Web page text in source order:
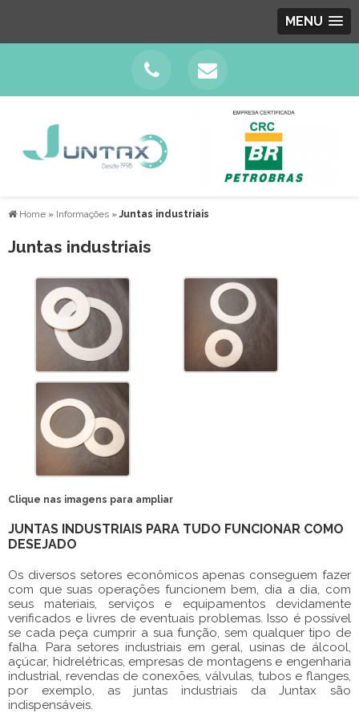
MENU
Home » Informações »Juntas industriais
Juntas industriais
Clique nas imagens para ampliar
JUNTAS INDUSTRIAIS PARA TUDO FUNCIONAR COMO
DESEJADO
Os diversos setores econômicos apenas conseguem fazer
com que suas operações funcionem bem, dia a dia, com
seus materiais, serviços e equipamentos devidamente
verificados e livres de eventuais problemas. Isso é possível
se cada peça cumprir a sua função, sem qualquer tipo de
falha. Para setores industriais em geral, usinas de álcool,
açúcar, hidrelétricas, empresas de montagens e engenharia
industrial, revendas de conexões, válvulas, tubos e flanges,
por exemplo, as juntas industriaisda Juntax são
indispensáveis.